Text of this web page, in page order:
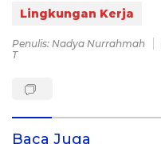
Lingkungan Kerja
Penulis: Nadya Nurrahmah
T
Baca Juga